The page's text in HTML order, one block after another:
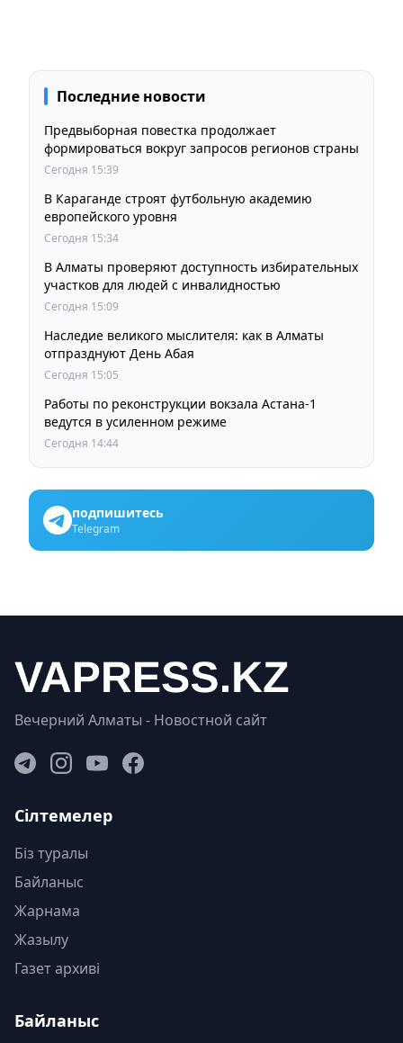
Последние новости
Предвыборная повестка продолжает
формироваться вокруг запросов регионов страны
Сегодня 15:39
В Караганде строят футбольную академию
европейского уровня
Сегодня 15:34
В Алматы проверяют доступность избирательных
участков для людей с инвалидностью
Сегодня 15:09
Наследие великого мыслителя: как в Алматы
отпразднуют День Абая
Сегодня 15:05
Работы по реконструкции вокзала Астана-1
ведутся в усиленном режиме
Сегодня 14:44
подпишитесь
Telegram
Вечерний Алматы - Новостной сайт
Сілтемелер
Біз туралы
Байланыс
Жарнама
Жазылу
Газет архиві
Байланыс